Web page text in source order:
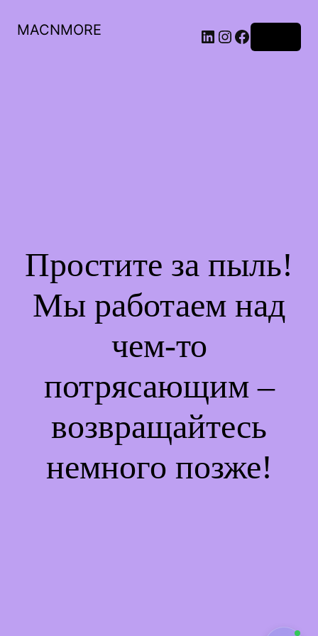
MACNMORE
Простите за пыль!
Мы работаем над
чем-то
потрясающим –
возвращайтесь
немного позже!